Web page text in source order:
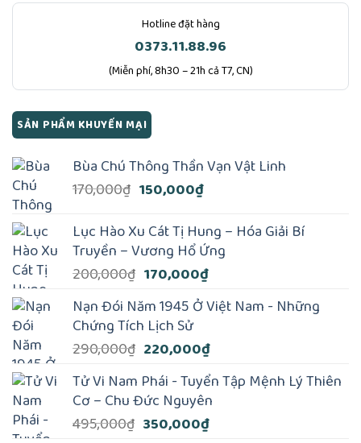
Hotline đặt hàng
0373.11.88.96
(Miễn phí, 8h30 – 21h cả T7, CN)
SẢN PHẨM KHUYẾN MẠI
Bùa Chú Thông Thần Vạn Vật Linh
170,000₫ Giá
là:
170,000₫.
150,000₫Giá
tại
là:
150,000₫.
Lục Hào Xu Cát Tị Hung – Hóa Giải Bí
Truyền – Vương Hổ Ứng
200,000₫ Giá
là:
200,000₫.
170,000₫Giá
tại
170,000₫.
Nạn Đói Năm 1945 Ở Việt Nam - Những
Chứng Tích Lịch Sử
290,000₫ Giá
là:
290,000₫.
220,000₫Giá
tại
là:
220,000₫.
Tử Vi Nam Phái - Tuyển Tập Mệnh Lý Thiên
Cơ – Chu Đức Nguyên
495,000₫ Giá
350,000₫Giá